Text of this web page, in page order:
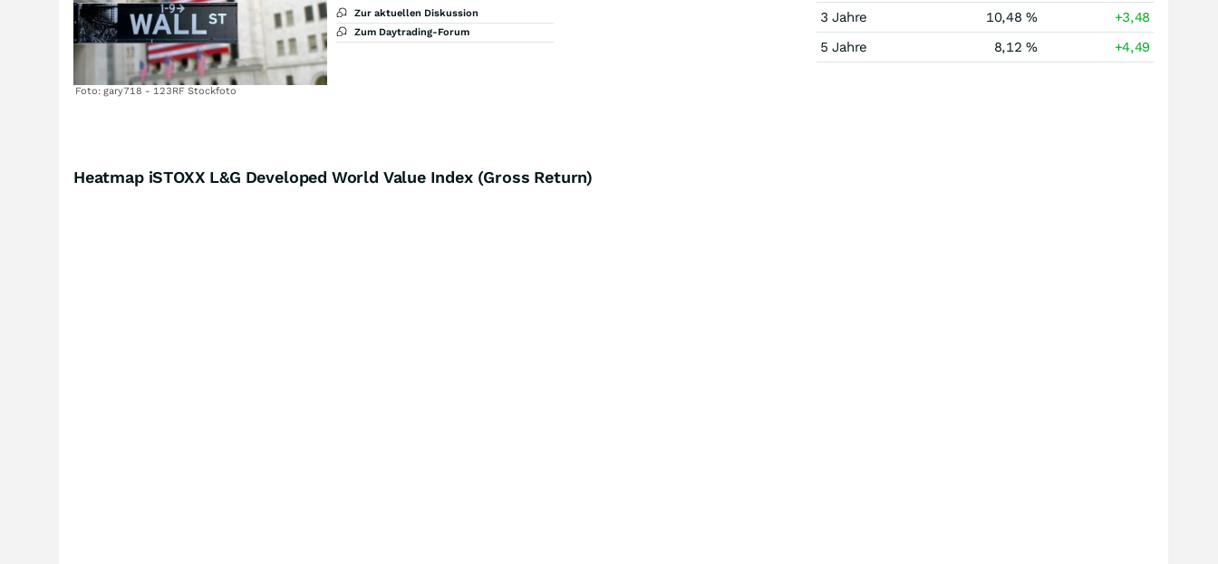
Foto: gary718 - 123RF Stockfoto
Zur aktuellen Diskussion
Zum Daytrading-Forum
3 Jahre
10,48 %
+3,48
5 Jahre
8,12 % +4,49
Heatmap iSTOXX L&G Developed World Value Index (Gross Return)